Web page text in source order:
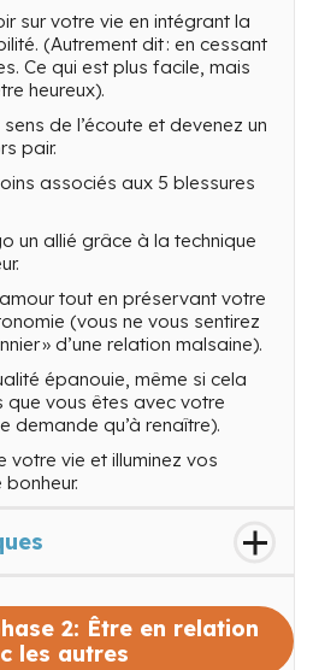
sur votre vie en intégrant la
(Autrement dit : en cessant
Ce qui est plus facile, mais
heureux).
de l’écoute et devenez un
pair.
associés aux 5 blessures
un allié grâce à la technique
tout en préservant votre
(vous ne vous sentirez
» d’une relation malsaine).
épanouie, même si cela
que vous êtes avec votre
demande qu’à renaître).
votre vie et illuminez vos
2: Être en relation
les autres